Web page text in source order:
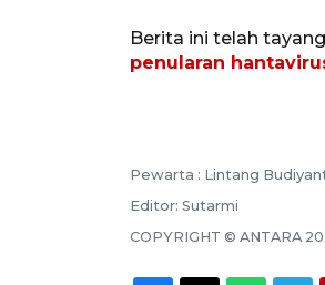
Berita ini telah
penularan
Pewarta : Lintang
Editor: Sutarmi
COPYRIGHT © ANTARA